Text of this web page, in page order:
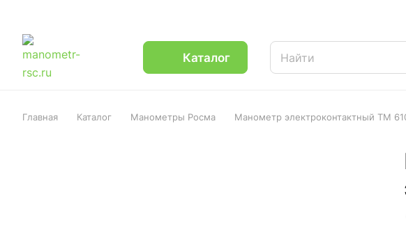
Каталог
Главная Каталог Манометры Росма Манометр электроконтактный ТМ